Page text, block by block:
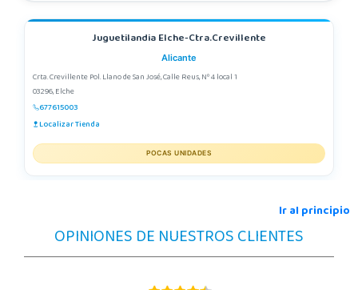
Juguetilandia Elche-Ctra.Crevillente
Alicante
Crta. Crevillente Pol. Llano de San José, Calle Reus, Nº 4 local 1
03296, Elche
677615003
Localizar Tienda
POCAS UNIDADES
Ir al principio
OPINIONES DE NUESTROS CLIENTES